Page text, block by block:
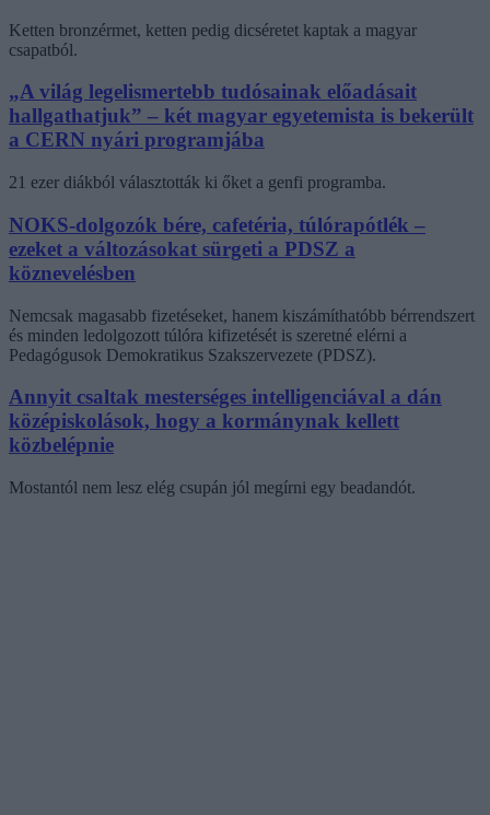
Ketten bronzérmet, ketten pedig dicséretet kaptak a magyar
csapatból.
„A világ legelismertebb tudósainak előadásait
hallgathatjuk” – két magyar egyetemista is bekerült
a CERN nyári programjába
21 ezer diákból választották ki őket a genfi programba.
NOKS-dolgozók bére, cafetéria, túlórapótlék –
ezeket a változásokat sürgeti a PDSZ a
köznevelésben
Nemcsak magasabb fizetéseket, hanem kiszámíthatóbb bérrendszert
és minden ledolgozott túlóra kifizetését is szeretné elérni a
Pedagógusok Demokratikus Szakszervezete (PDSZ).
Annyit csaltak mesterséges intelligenciával a dán
középiskolások, hogy a kormánynak kellett
közbelépnie
Mostantól nem lesz elég csupán jól megírni egy beadandót.